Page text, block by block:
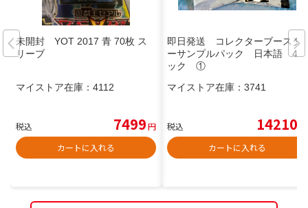
未開封 YOT 2017 青 70枚 ス
リーブ
マイストア在庫： 4112
税込 7499円
カートに入れる
即日発送 コレクターブースタ
ーサンプルパック 日本語 4パ
ック ①
マイストア在庫： 3741
税込 14210
カートに入れる